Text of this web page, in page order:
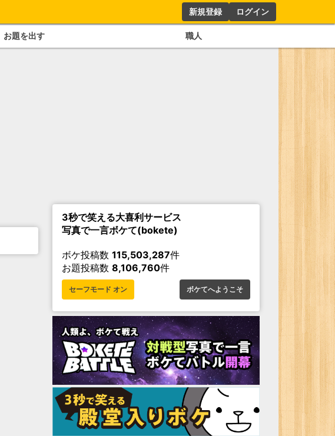
新規登録 ログイン
お題を出す 職人
3秒で笑える大喜利サービス
写真で一言ボケて(bokete)
ボケ投稿数 115,503,287件
お題投稿数 8,106,760件
セーフモード オン ボケてへようこそ